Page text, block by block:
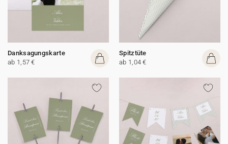
Danksagungskarte
ab 1,57 €
Spitztüte
ab 1,04 €